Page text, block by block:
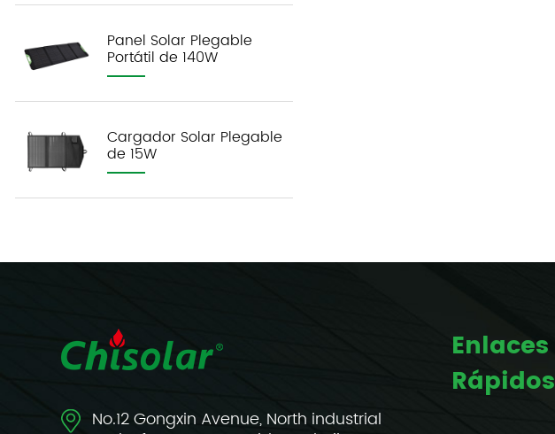
Panel Solar Plegable
Portátil de 140W
Cargador Solar Plegable
de 15W
No.12 Gongxin Avenue, North industrial
Enlaces
Rápidos